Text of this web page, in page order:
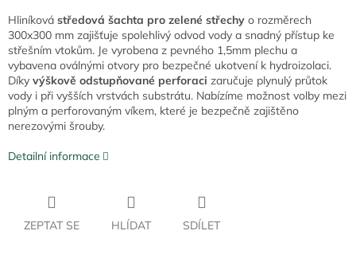
Hliníková středová šachta pro zelené střechy o rozměrech
300x300 mm zajišťuje spolehlivý odvod vody a snadný přístup ke
střešním vtokům. Je vyrobena z pevného 1,5mm plechu a
vybavena oválnými otvory pro bezpečné ukotvení k hydroizolaci.
Díky výškově odstupňované perforaci zaručuje plynulý průtok
vody i při vyšších vrstvách substrátu. Nabízíme možnost volby mezi
plným a perforovaným víkem, které je bezpečně zajištěno
nerezovými šrouby.
Detailní informace
ZEPTAT SE HLÍDAT SDÍLET